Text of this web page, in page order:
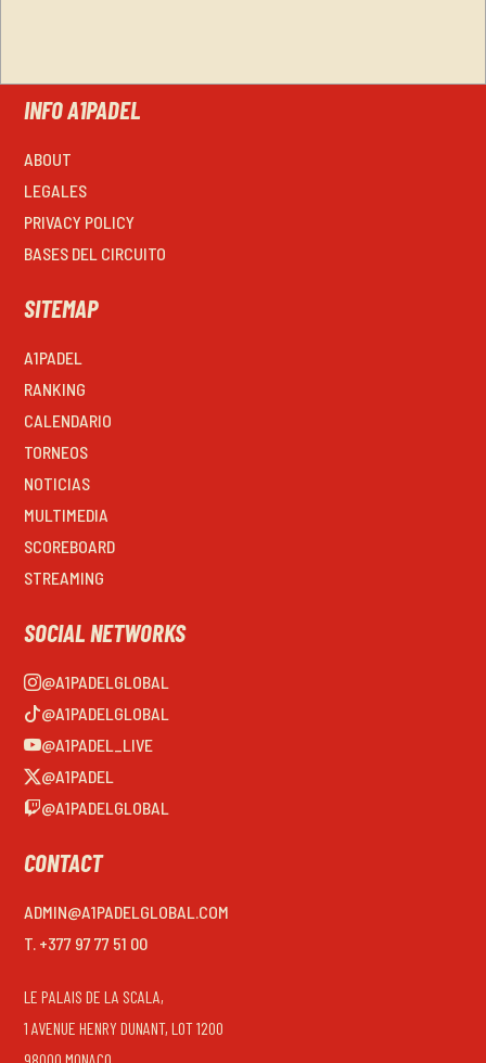
INFO A1PADEL
ABOUT
LEGALES
PRIVACY POLICY
BASES DEL CIRCUITO
SITEMAP
A1PADEL
RANKING
CALENDARIO
TORNEOS
NOTICIAS
MULTIMEDIA
SCOREBOARD
STREAMING
SOCIAL NETWORKS
@A1PADELGLOBAL
@A1PADELGLOBAL
@A1PADEL_LIVE
@A1PADEL
@A1PADELGLOBAL
CONTACT
ADMIN@A1PADELGLOBAL.COM
T. +377 97 77 51 00
LE PALAIS DE LA SCALA,
1 AVENUE HENRY DUNANT, LOT 1200